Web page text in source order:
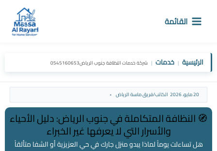
القائمة
الرئيسية | خدمات | شركة خدمات النظافة جنوب الرياض0545160653
20 مايو، 2026 الكاتب/فريق ماسة الرياض
🧭 النظافة المتكاملة في جنوب الرياض: دليل الأحياء
والأسرار التي لا يعرفها غير الخبراء
هل تساءلت يوماً لماذا يبدو منزل جارك في حي العزيزية أو الشفا متألقاً